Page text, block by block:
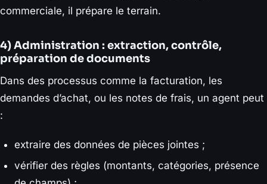
commerciale, il prépare le terrain.
4) Administration : extraction, contrôle,
préparation de documents
Dans des processus comme la facturation, les
demandes d’achat, ou les notes de frais, un agent peut
:
extraire des données de pièces jointes ;
vérifier des règles (montants, catégories, présence